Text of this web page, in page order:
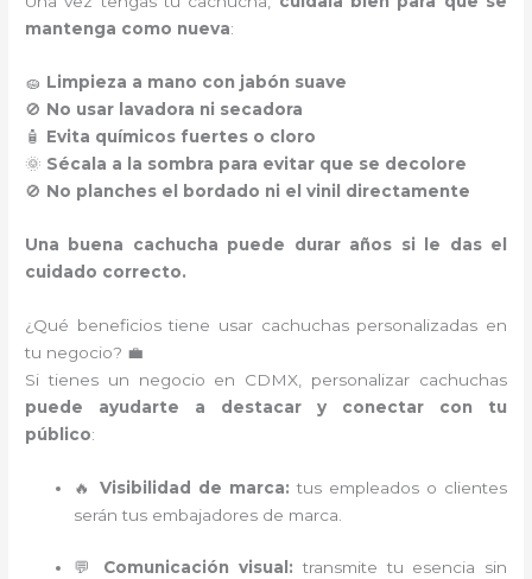
mantenga como nueva:
🧽 Limpieza a mano con jabón suave
🚫 No usar lavadora ni secadora
🧴 Evita químicos fuertes o cloro
🌞 Sécala a la sombra para evitar que se decolore
🚫 No planches el bordado ni el vinil directamente
Una buena cachucha puede durar años si le das el
cuidado correcto.
¿Qué beneficios tiene usar cachuchas personalizadas en
tu negocio? 💼
Si tienes un negocio en CDMX, personalizar cachuchas
puede ayudarte a destacar y conectar con tu
público:
🔥Visibilidad de marca: tus empleados o clientes
serán tus embajadores de marca.
💬 Comunicación visual: transmite tu esencia sin